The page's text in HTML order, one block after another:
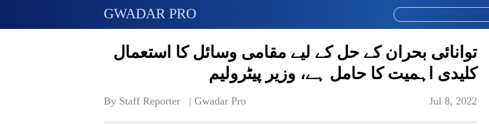
GWADAR PRO
توانائی بحران کے حل کے لیے مقامی وسائل کا استعمال
کلیدی اہمیت کا حامل ہے، وزیر پیٹرولیم
By Staff Reporter   | Gwadar Pro Jul 8, 2022